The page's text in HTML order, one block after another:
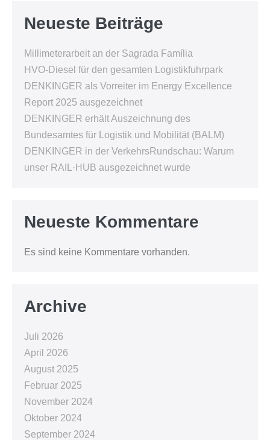
Neueste Beiträge
Millimeterarbeit an der Sagrada Família
HVO-Diesel für den gesamten Logistikfuhrpark
DENKINGER als Vorreiter im Energy Excellence
Report 2025 ausgezeichnet
DENKINGER erhält Auszeichnung des
Bundesamtes für Logistik und Mobilität (BALM)
DENKINGER in der VerkehrsRundschau: Warum
unser RAIL·HUB ausgezeichnet wurde
Neueste Kommentare
Es sind keine Kommentare vorhanden.
Archive
Juli 2026
April 2026
August 2025
Februar 2025
November 2024
Oktober 2024
September 2024